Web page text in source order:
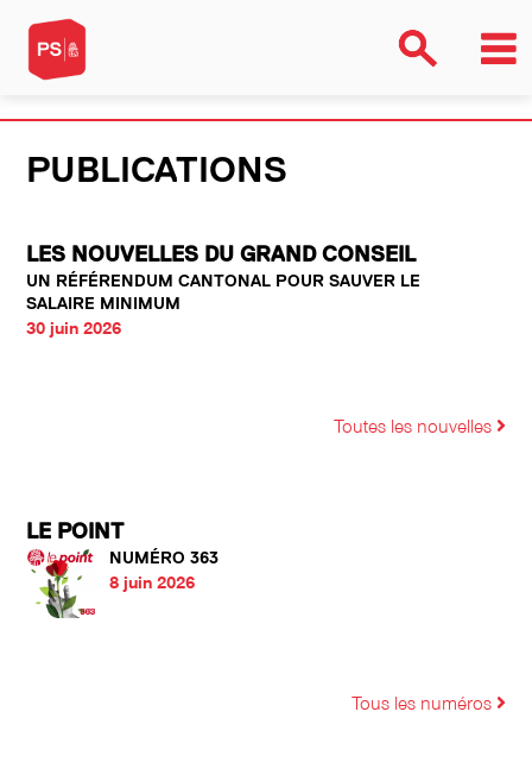
PUBLICATIONS
LES NOUVELLES DU GRAND CONSEIL
UN RÉFÉRENDUM CANTONAL POUR SAUVER LE
SALAIRE MINIMUM
30 juin 2026
Toutes les nouvelles
LE POINT
NUMÉRO 363
8 juin 2026
Tous les numéros